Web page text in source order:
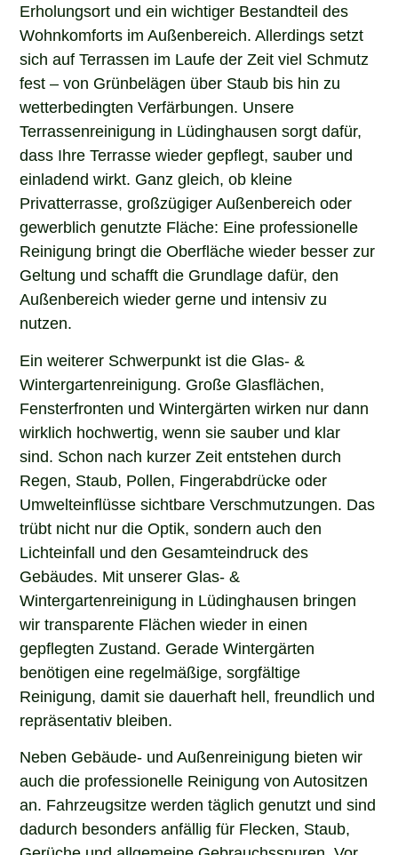
Erholungsort und ein wichtiger Bestandteil des
Wohnkomforts im Außenbereich. Allerdings setzt
sich auf Terrassen im Laufe der Zeit viel Schmutz
fest – von Grünbelägen über Staub bis hin zu
wetterbedingten Verfärbungen. Unsere
Terrassenreinigung in Lüdinghausen sorgt dafür,
dass Ihre Terrasse wieder gepflegt, sauber und
einladend wirkt. Ganz gleich, ob kleine
Privatterrasse, großzügiger Außenbereich oder
gewerblich genutzte Fläche: Eine professionelle
Reinigung bringt die Oberfläche wieder besser zur
Geltung und schafft die Grundlage dafür, den
Außenbereich wieder gerne und intensiv zu
nutzen.
Ein weiterer Schwerpunkt ist die Glas- &
Wintergartenreinigung. Große Glasflächen,
Fensterfronten und Wintergärten wirken nur dann
wirklich hochwertig, wenn sie sauber und klar
sind. Schon nach kurzer Zeit entstehen durch
Regen, Staub, Pollen, Fingerabdrücke oder
Umwelteinflüsse sichtbare Verschmutzungen. Das
trübt nicht nur die Optik, sondern auch den
Lichteinfall und den Gesamteindruck des
Gebäudes. Mit unserer Glas- &
Wintergartenreinigung in Lüdinghausen bringen
wir transparente Flächen wieder in einen
gepflegten Zustand. Gerade Wintergärten
benötigen eine regelmäßige, sorgfältige
Reinigung, damit sie dauerhaft hell, freundlich und
repräsentativ bleiben.
Neben Gebäude- und Außenreinigung bieten wir
auch die professionelle Reinigung von Autositzen
an. Fahrzeugsitze werden täglich genutzt und sind
dadurch besonders anfällig für Flecken, Staub,